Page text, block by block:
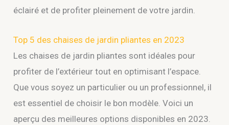
éclairé et de profiter pleinement de votre jardin.
Top 5 des chaises de jardin pliantes en 2023
Les chaises de jardin pliantes sont idéales pour
profiter de l’extérieur tout en optimisant l’espace.
Que vous soyez un particulier ou un professionnel, il
est essentiel de choisir le bon modèle. Voici un
aperçu des meilleures options disponibles en 2023.